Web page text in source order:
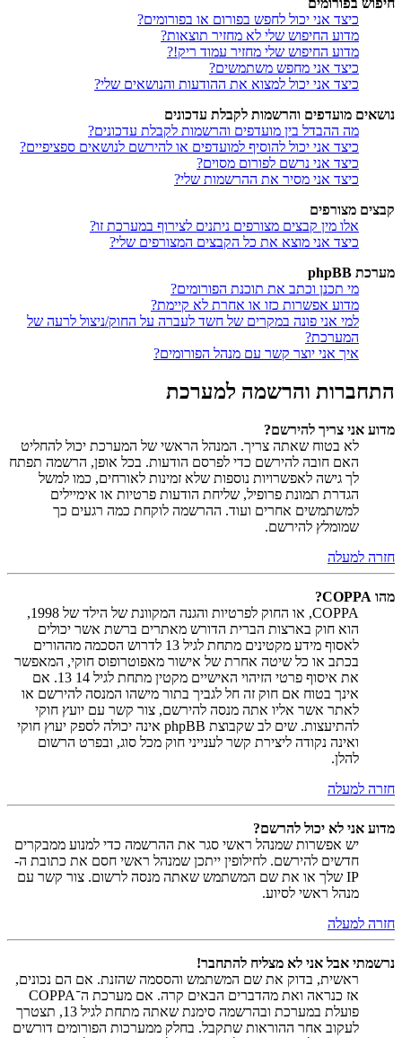
כיצד אני יכול לחפש בפורום או בפורומים?
מדוע החיפוש שלי לא מחזיר תוצאות?
מדוע החיפוש שלי מחזיר עמוד ריק!?
כיצד אני מחפש משתמשים?
כיצד אני יכול למצוא את ההודעות והנושאים שלי?
נושאים מועדפים והרשמות לקבלת עדכונים
מה ההבדל בין מועדפים והרשמות לקבלת עדכונים?
כיצד אני יכול להוסיף למועדפים או להירשם לנושאים ספציפיים?
כיצד אני נרשם לפורום מסוים?
כיצד אני מסיר את ההרשמות שלי?
קבצים מצורפים
אלו מין קבצים מצורפים ניתנים לצירוף במערכת זו?
כיצד אני מוצא את כל הקבצים המצורפים שלי?
מערכת phpBB
מי תכנן וכתב את תוכנת הפורומים?
מדוע אפשרות כזו או אחרת לא קיימת?
למי אני פונה במקרים של חשד לעברה על החוק/ניצול לרעה של
המערכת?
איך אני יוצר קשר עם מנהל הפורומים?
התחברות והרשמה למערכת
מדוע אני צריך להירשם?
לא בטוח שאתה צריך. המנהל הראשי של המערכת יכול להחליט
האם חובה להירשם כדי לפרסם הודעות. בכל אופן, הרשמה תפתח
לך גישה לאפשרויות נוספות שלא זמינות לאורחים, כמו למשל
הגדרת תמונת פרופיל, שליחת הודעות פרטיות או אימיילים
למשתמשים אחרים ועוד. ההרשמה לוקחת כמה רגעים כך
שמומלץ להירשם.
חזרה למעלה
מהו COPPA?
COPPA, או החוק לפרטיות והגנה המקוונת של הילד של 1998,
הוא חוק בארצות הברית הדורש מאתרים ברשת אשר יכולים
לאסוף מידע מקטינים מתחת לגיל 13 לדרוש הסכמה מההורים
בכתב או כל שיטה אחרת של אישור מאפוטרופוס חוקי, המאפשר
את איסוף פרטי הזיהוי האישיים מקטין מתחת לגיל 14 13. אם
אינך בטוח אם חוק זה חל לגביך בתור מישהו המנסה להירשם או
לאתר אשר אליו אתה מנסה להירשם, צור קשר עם יועץ חוקי
להתיעצות. שים לב שקבוצת phpBB אינה יכולה לספק יעוץ חוקי
ואינה נקודה ליצירת קשר לענייני חוק מכל סוג, ובפרט הרשום
להלן.
חזרה למעלה
מדוע אני לא יכול להרשם?
יש אפשרות שמנהל ראשי סגר את ההרשמה כדי למנוע ממבקרים
חדשים להירשם. לחילופין ייתכן שמנהל ראשי חסם את כתובת ה-
IP שלך או את שם המשתמש שאתה מנסה לרשום. צור קשר עם
מנהל ראשי לסיוע.
חזרה למעלה
נרשמתי אבל אני לא מצליח להתחבר!
ראשית, בדוק את שם המשתמש והססמה שהזנת. אם הם נכונים,
אז כנראה ואת מהדברים הבאים קרה. אם מערכת ה־COPPA
פועלת במערכת ובהרשמה סימנת שאתה מתחת לגיל 13, תצטרך
לעקוב אחר ההוראות שתקבל. בחלק ממערכות הפורומים דורשים